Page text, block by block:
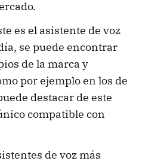
es el asistente de voz
se puede encontrar
de la marca y
por ejemplo en los de
destacar de este
compatible con
de voz más